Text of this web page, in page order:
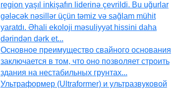
region yaşıl inkişafın liderinə çevrildi. Bu uğurlar
gələcək nəsillər üçün təmiz və sağlam mühit
yaratdı. Əhali ekoloji məsuliyyət hissini daha
dərindən dərk et...
Основное преимущество свайного основания
заключается в том, что оно позволяет строить
здания на нестабильных грунтах...
Ультраформер (Ultraformer) и ультразвуковой